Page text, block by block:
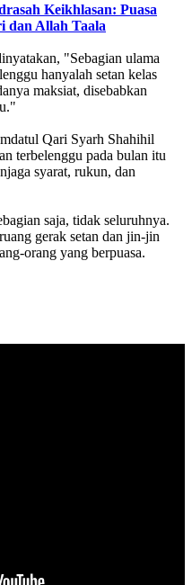
Keikhlasan: Puasa
dan Allah Taala
"Sebagian ulama
hanyalah setan kelas
maksiat, disebabkan
Qari Syarh Shahihil
terbelenggu pada bulan itu
syarat, rukun, dan
saja, tidak seluruhnya.
gerak setan dan jin-jin
orang yang berpuasa.